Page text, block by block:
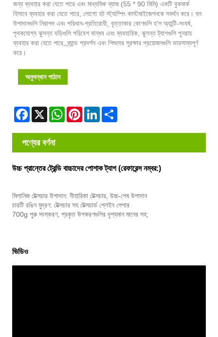
জন্য ব্যবহার করা যেতে পারে এবং মাধ্যমিক ব্যাজ (55 * 90 মিমি) একটি বুকমার্ক
হিসাবে ব্যবহার করা যেতে পারে, লোগো হট স্ট্যাম্পিং কাস্টমাইজেশনকে সমর্থন করে। ঘন
উপাদানগুলি নিরাপদ এবং পরিধান-প্রতিরোধী, বৃত্তাকার কোণগুলি হ'ল অ্যান্টি-সংঘর্ষ,
পৃথকযোগ্য ঝুলন্ত দড়িগুলি পরিবেশ বান্ধব এবং ব্যবহারিক, ঝুলন্ত ট্যাগগুলি পুনরায়
ব্যবহার করা যেতে পারে, ব্র্যান্ড প্রদর্শন এবং শিশুদের সুরক্ষার প্রয়োজনগুলি ভারসাম্যপূর্ণ
করে।
অনুসন্ধান পাঠান
Facebook
X WhatsAppPinterestLinkedIn
পণ্যের বর্ণনা
উচ্চ প্রান্তের ট্রেন্ডি বাচ্চাদের পোশাক ট্যাগ (রেফারেন্স নম্বর:)
মিলানিজ টেক্সচার উপাদান: নীহারিকা টেক্সচার, উচ্চ-শেষ উপাদান
চারটি রঙিন মুদ্রণ: টেক্সচার সহ টেক্সচার্ড প্লেইন পেপার
700g পুরু সংস্করণ, প্রকৃত উপকরণগুলির দৃশ্যমান মানের সহ;
ভিডিও